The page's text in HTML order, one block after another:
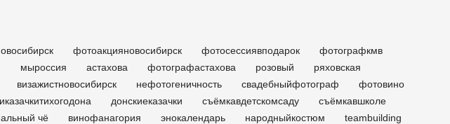
фотоакцияновосибирск фотосессиявподарок
фотографкмв
мыроссия астахова фотографастахова розовый
ряховская
визажистновосибирск нефотогеничность свадебныйфотограф
фотовино
донскиеказачки съёмкавдетскомсаду
съёмкавшколе
чё винофанагория энокалендарь народныйкостюм
teambuilding